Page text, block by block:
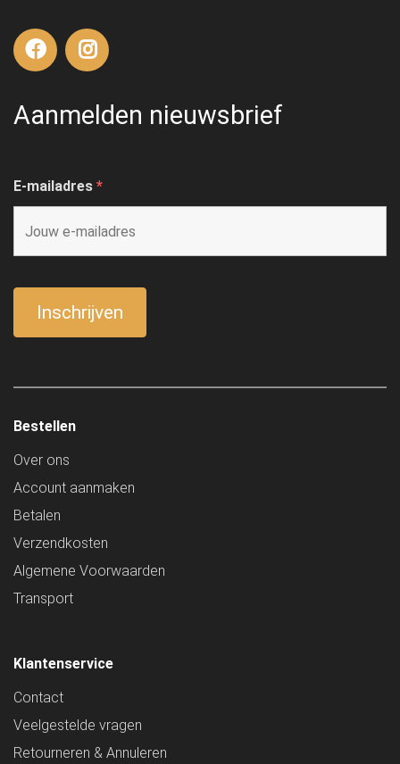
Aanmelden nieuwsbrief
E-mailadres *
Bestellen
Over ons
Account aanmaken
Betalen
Verzendkosten
Algemene Voorwaarden
Transport
Klantenservice
Contact
Veelgestelde vragen
Retourneren & Annuleren